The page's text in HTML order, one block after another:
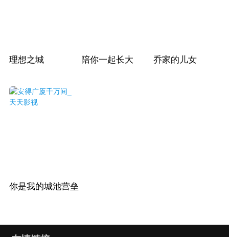
理想之城 陪你一起长大 乔家的儿女
你是我的城池营垒